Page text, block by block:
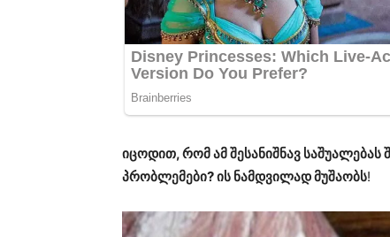
იცოდით, რომ ამ შესანიშნავ
პრობლემები? ის ნამდვილად მუშაობს!